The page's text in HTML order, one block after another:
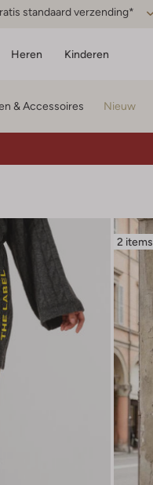
standaard verzending*
Heren Kinderen
& Accessoires Nieuw
2 items